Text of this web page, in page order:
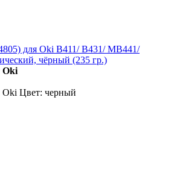
для Oki B411/ B431/ MB441/
чёрный (235 гр.)
Oki
Oki Цвет: черный